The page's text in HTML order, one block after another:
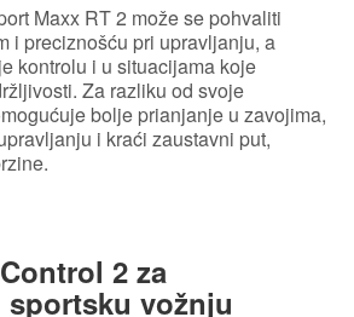
Maxx RT 2 može se pohvaliti
i preciznošću pri upravljanju, a
kontrolu i u situacijama koje
Za razliku od svoje
bolje prianjanje u zavojima,
i kraći zaustavni put,
2 za
vožnju